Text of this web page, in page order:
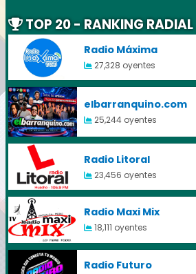
TOP 20 - RANKING RADIAL
Radio Máxima
27,328 oyentes
elbarranquino.com
25,244 oyentes
Radio Litoral
23,456 oyentes
Radio Maxi Mix
18,111 oyentes
Radio Futuro